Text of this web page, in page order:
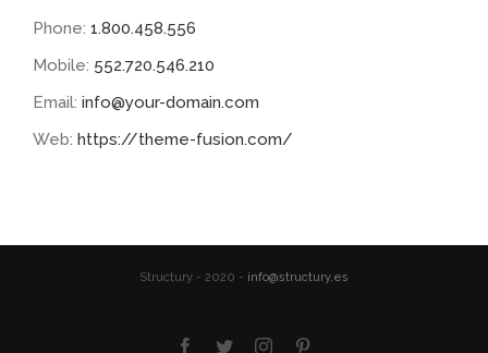
Phone: 1.800.458.556
Mobile: 552.720.546.210
Email: info@your-domain.com
Web: https://theme-fusion.com/
Structury - 2020 - info@structury.es
Facebook
TwitterInstagram